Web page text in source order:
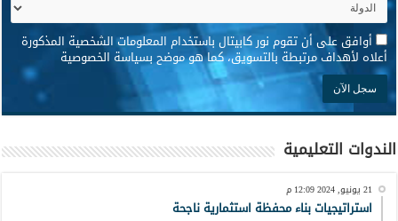
* أوافق على أن تقوم نور كابيتال باستخدام المعلومات الشخصية المذكورة
أعلاه لأهداف مرتبطة بالتسويق، كما هو موضح بسياسة الخصوصية
الندوات التعليمية
21 يونيو, 2024 12:09 م
استراتيجيات بناء محفظة استثمارية ناجحة